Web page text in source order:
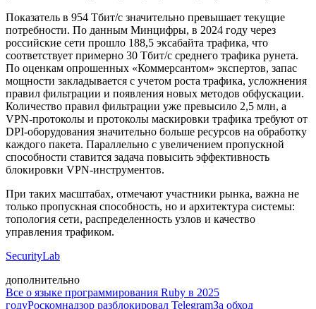
Показатель в 954 Тбит/с значительно превышает текущие
потребности. По данным Минцифры, в 2024 году через
российские сети прошло 188,5 эксабайта трафика, что
соответствует примерно 30 Тбит/с среднего трафика рунета.
По оценкам опрошенных «Коммерсантом» экспертов, запас
мощности закладывается с учетом роста трафика, усложнения
правил фильтрации и появления новых методов обфускации.
Количество правил фильтрации уже превысило 2,5 млн, а
VPN-протоколы и протоколы маскировки трафика требуют от
DPI-оборудования значительно больше ресурсов на обработку
каждого пакета. Параллельно с увеличением пропускной
способности ставится задача повысить эффективность
блокировки VPN-инструментов.
При таких масштабах, отмечают участники рынка, важна не
только пропускная способность, но и архитектура системы:
топология сети, распределенность узлов и качество
управления трафиком.
SecurityLab
дополнительно
Все о языке программирования Ruby в 2025
годуРоскомнадзор разблокировал TelegramЗа обход